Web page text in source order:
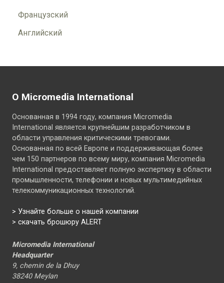
Французский
Английский
О Micromedia International
Основанная в 1994 году, компания Micromedia
International является крупнейшим разработчиком в
области управления критическими тревогами.
Основанная по всей Европе и поддерживающая более
чем 150 партнеров по всему миру, компания Micromedia
International предоставляет полную экспертизу в области
промышленности, телефонии и новых мультимедийных
телекоммуникационных технологий.
> Узнайте больше о нашей компании
> скачать брошюру ALERT
Micromedia International
Headquarter
9, chemin de la Dhuy
38240 Meylan